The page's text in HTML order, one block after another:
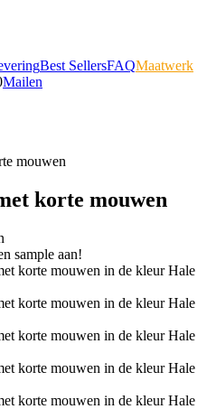
Best SellersFAQMaatwerk
Mailen
mouwen
korte mouwen
sample aan!